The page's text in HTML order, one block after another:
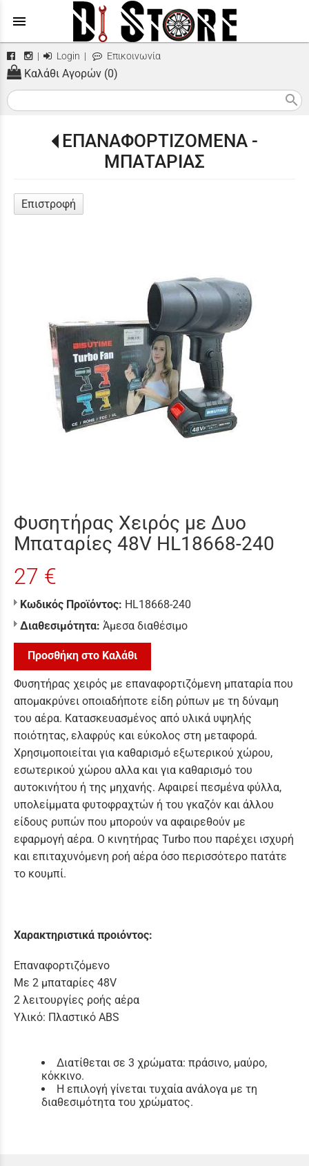
menu
| Login | Επικοινωνία
Καλάθι Αγορών (0)
search
ΕΠΑΝΑΦΟΡΤΙΖΟΜΕΝΑ -
ΜΠΑΤΑΡΙΑΣ
Επιστροφή
Φυσητήρας Χειρός με Δυο
Μπαταρίες 48V HL18668-240
27 €
Κωδικός Προϊόντος: HL18668-240
Διαθεσιμότητα: Άμεσα διαθέσιμο
Προσθήκη στο Καλάθι
Φυσητήρας χειρός με επαναφορτιζόμενη μπαταρία που
απομακρύνει οποιαδήποτε είδη ρύπων με τη δύναμη
του αέρα. Κατασκευασμένος από υλικά υψηλής
ποιότητας, ελαφρύς και εύκολος στη μεταφορά.
Χρησιμοποιείται για καθαρισμό εξωτερικού χώρου,
εσωτερικού χώρου αλλα και για καθαρισμό του
αυτοκινήτου ή της μηχανής. Αφαιρεί πεσμένα φύλλα,
υπολείμματα φυτοφραχτών ή του γκαζόν και άλλου
είδους ρυπών που μπορούν να αφαιρεθούν με
εφαρμογή αέρα. Ο κινητήρας Turbo που παρέχει ισχυρή
και επιταχυνόμενη ροή αέρα όσο περισσότερο πατάτε
το κουμπί.
Χαρακτηριστικά προιόντος:
Επαναφορτιζόμενο
Με 2 μπαταρίες 48V
2 λειτουργίες ροής αέρα
Υλικό: Πλαστικό ABS
Διατίθεται σε 3 χρώματα: πράσινο, μαύρο,
κόκκινο.
Η επιλογή γίνεται τυχαία ανάλογα με τη
διαθεσιμότητα του χρώματος.